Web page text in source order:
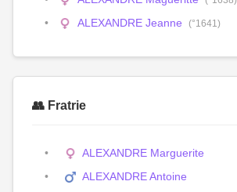
ALEXANDRE Jeanne (°1641)
👥 Fratrie
ALEXANDRE Marguerite
ALEXANDRE Antoine